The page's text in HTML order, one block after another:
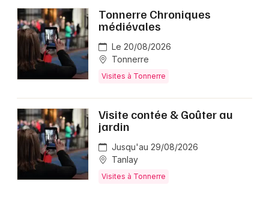
Sorties & loisirs
Visites dans l' Yonne
Visites en Bourgogne
Visites en Bourgogne-Franche-Comté
Newsletter des sorties
Tonnerre Chroniques
médiévales
Le 20/08/2026
Tonnerre
Visites à Tonnerre
Visite contée & Goûter au
jardin
Jusqu'au 29/08/2026
Tanlay
Visites à Tonnerre